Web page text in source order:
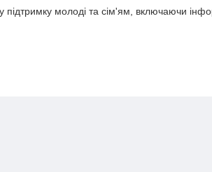
молоді та сім'ям, включаючи